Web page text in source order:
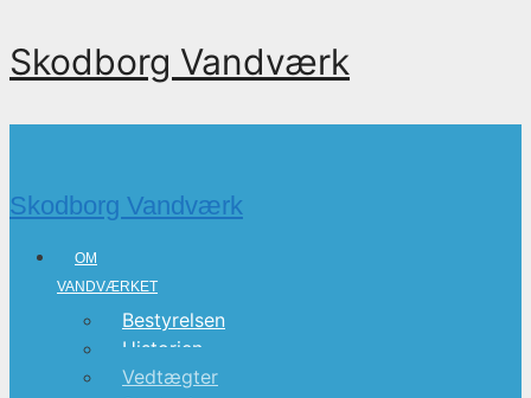
Skodborg Vandværk
Skodborg Vandværk
OM
VANDVÆRKET
Bestyrelsen
Historien
Vedtægter